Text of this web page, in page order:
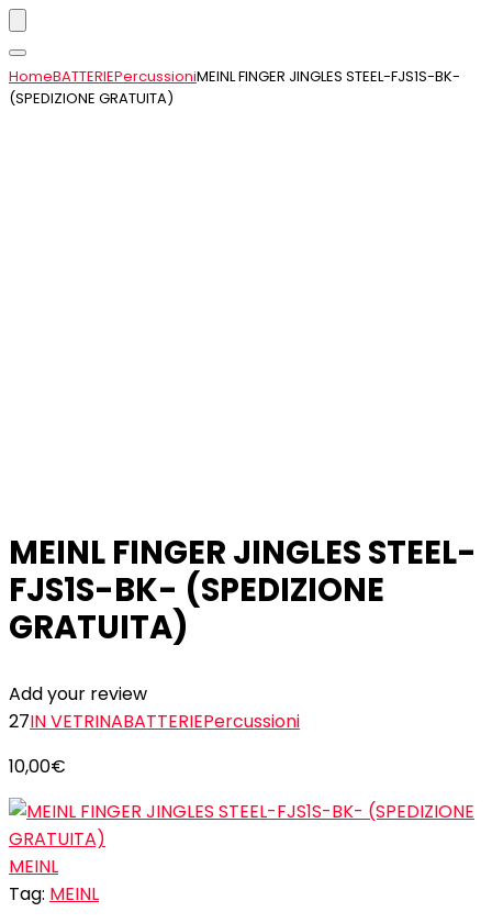
HomeBATTERIEPercussioniMEINL FINGER JINGLES STEEL-FJS1S-BK-
(SPEDIZIONE GRATUITA)
MEINL FINGER JINGLES STEEL-
FJS1S-BK- (SPEDIZIONE
GRATUITA)
Add your review
27IN VETRINABATTERIEPercussioni
10,00€
MEINL
Tag: MEINL